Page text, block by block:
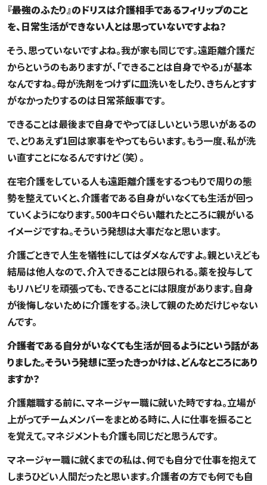
――『最強のふたり』のドリスは介護相手であるフィリップのこと
を、日常生活ができない人とは思っていないですよね？
そう、思っていないですよね。我が家も同じです。遠距離介護だ
からというのもありますが、「できることは自身でやる」が基本
なんですね。母が洗剤をつけずに皿洗いをしたり、きちんとすす
がなかったりするのは日常茶飯事です。
できることは最後まで自身でやってほしいという思いがあるの
で、とりあえず1回は家事をやってもらいます。もう一度、私が洗
い直すことになるんですけど（笑）。
在宅介護をしている人も遠距離介護をするつもりで周りの態
勢を整えていくと、介護者である自身がいなくても生活が回っ
ていくようになります。500キロぐらい離れたところに親がいる
イメージですね。そういう発想は大事だなと思います。
介護ごときで人生を犠牲にしてはダメなんですよ。親といえども
結局は他人なので、介入できることは限られる。薬を投与して
もリハビリを頑張っても、できることには限度があります。自身
が後悔しないために介護をする。決して親のためだけじゃない
んです。
――介護者である自分がいなくても生活が回るようにという話があ
りました。そういう発想に至ったきっかけは、どんなところにあり
ますか？
介護離職する前に、マネージャー職に就いた時ですね。立場が
上がってチームメンバーをまとめる時に、人に仕事を振ること
を覚えて。マネジメントも介護も同じだと思うんです。
マネージャー職に就くまでの私は、何でも自分で仕事を抱えて
しまうひどい人間だったと思います。介護者の方でも何でも自